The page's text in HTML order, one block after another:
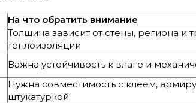
На что обратить внимание
Толщина зависит от стены, региона и
теплоизоляции
Важна устойчивость к влаге и
Нужна совместимость с клеем,
штукатуркой